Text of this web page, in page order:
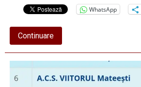
WhatsApp
Continuareabout
Oportunități
și
provocări
în
noul
Proiect